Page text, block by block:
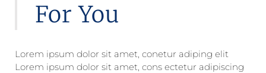
For You
Lorem ipsum dolor sit amet, conetur adiping elit
Lorem ipsum dolor sit amet, cons ectetur adipiscing